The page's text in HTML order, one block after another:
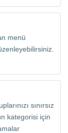
menü
sınırsız
kategorisi için